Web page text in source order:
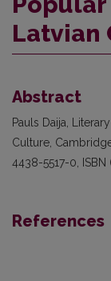
Latvian
Abstract
Pauls Daija,
Culture,
4438-5517-0, ISBN
References